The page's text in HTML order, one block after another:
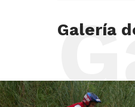
Galería